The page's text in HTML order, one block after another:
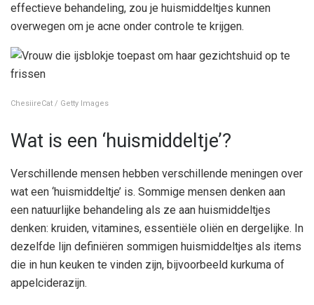
effectieve behandeling, zou je huismiddeltjes kunnen
overwegen om je acne onder controle te krijgen.
ChesiireCat / Getty Images
Wat is een ‘huismiddeltje’?
Verschillende mensen hebben verschillende meningen over
wat een ‘huismiddeltje’ is. Sommige mensen denken aan
een natuurlijke behandeling als ze aan huismiddeltjes
denken: kruiden, vitamines, essentiële oliën en dergelijke. In
dezelfde lijn definiëren sommigen huismiddeltjes als items
die in hun keuken te vinden zijn, bijvoorbeeld kurkuma of
appelciderazijn.